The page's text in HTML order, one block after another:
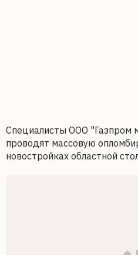
Специалисты ООО "Газпром
проводят массовую
новостройках областной